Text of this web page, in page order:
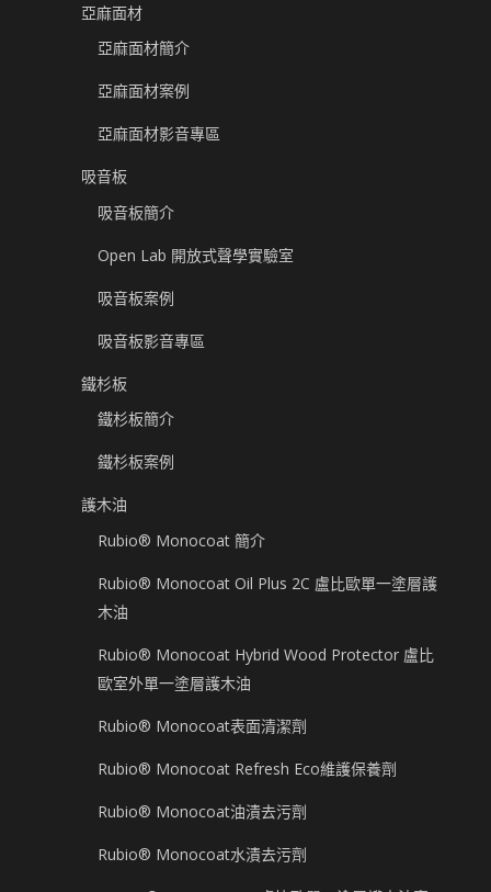
亞麻面材
亞麻面材簡介
亞麻面材案例
亞麻面材影音專區
吸音板
吸音板簡介
Open Lab 開放式聲學實驗室
吸音板案例
吸音板影音專區
鐵杉板
鐵杉板簡介
鐵杉板案例
護木油
Rubio® Monocoat 簡介
Rubio® Monocoat Oil Plus 2C 盧比歐單一塗層護
木油
Rubio® Monocoat Hybrid Wood Protector 盧比
歐室外單一塗層護木油
Rubio® Monocoat表面清潔劑
Rubio® Monocoat Refresh Eco維護保養劑
Rubio® Monocoat油漬去污劑
Rubio® Monocoat水漬去污劑